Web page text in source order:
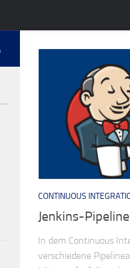
CONTINUOUS
Jenkins-
In dem Continuous
verschiedene